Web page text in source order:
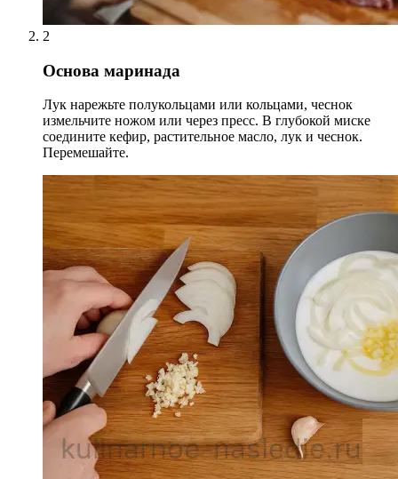
2
Основа маринада
Лук нарежьте полукольцами или кольцами, чеснок
измельчите ножом или через пресс. В глубокой миске
соедините кефир, растительное масло, лук и чеснок.
Перемешайте.